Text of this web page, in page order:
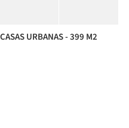
CASAS URBANAS - 399 M2